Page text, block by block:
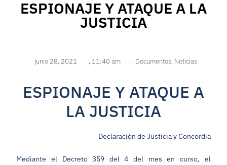
ESPIONAJE Y ATAQUE A LA
JUSTICIA
junio 28, 2021 , 11:40 am , Documentos, Noticias
ESPIONAJE Y ATAQUE A
LA JUSTICIA
Declaración de Justicia y Concordia
Mediante el Decreto 359 del 4 del mes en curso, el